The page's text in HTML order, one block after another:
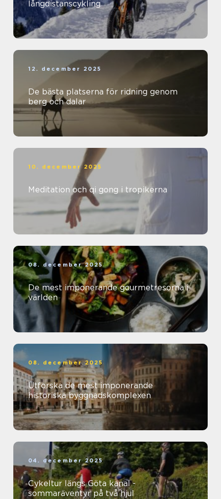
långdistanscykling
12. december 2025
De bästa platserna för ridning genom
berg och dalar
10. december 2025
Meditation och qi gong i tropikerna
08. december 2025
De mest imponerande gourmetresorna i
världen
08. december 2025
Utforska de mest imponerande
historiska byggnadskomplexen
04. december 2025
Cykeltur längs Göta kanal -
sommaräventyr på två hjul